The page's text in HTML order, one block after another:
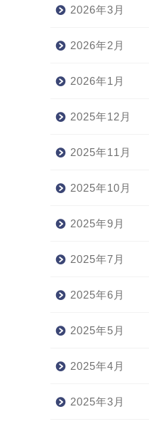
2026年3月
2026年2月
2026年1月
2025年12月
2025年11月
2025年10月
2025年9月
2025年7月
2025年6月
2025年5月
2025年4月
2025年3月